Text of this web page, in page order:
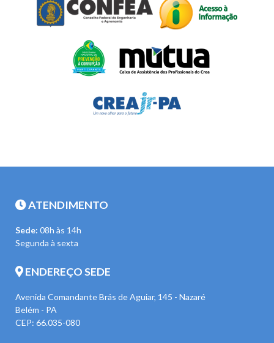
ATENDIMENTO
Sede: 08h às 14h
Segunda à sexta
ENDEREÇO SEDE
Avenida Comandante Brás de Aguiar, 145 - Nazaré
Belém - PA
CEP: 66.035-080